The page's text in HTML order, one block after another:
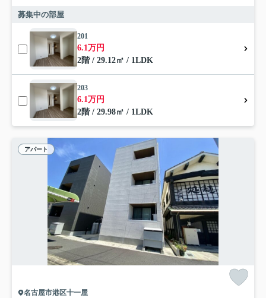
募集中の部屋
201
6.1万円
2階 / 29.12㎡ / 1LDK
203
6.1万円
2階 / 29.98㎡ / 1LDK
アパート
名古屋市港区十一屋